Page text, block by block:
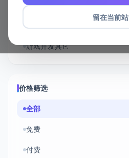
留在当前站
unity资源
unreal资源
游戏开发其它
价格筛选
全部
免费
付费